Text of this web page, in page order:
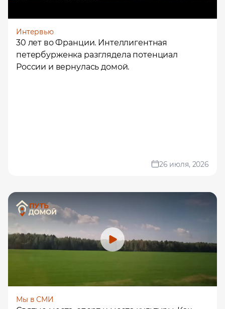
Интервью
30 лет во Франции. Интеллигентная
петербурженка разглядела потенциал
России и вернулась домой.
26 июля, 2026
Мы в СМИ